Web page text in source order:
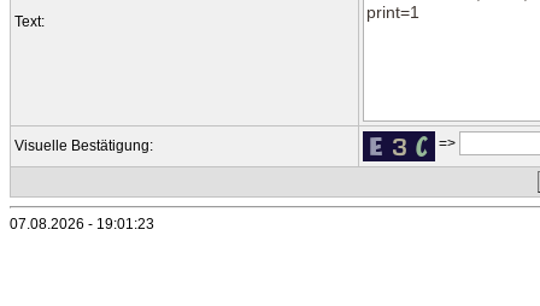
Text:
Visuelle Bestätigung: =>
07.08.2026 - 19:01:23